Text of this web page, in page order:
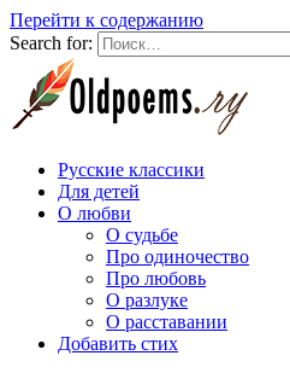
Перейти к содержанию
Search for:
Русские классики
Для детей
О любви
О судьбе
Про одиночество
Про любовь
О разлуке
О расставании
Добавить стих